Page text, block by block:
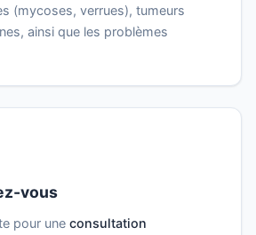
(mycoses, verrues), tumeurs
ainsi que les problèmes
vous
pour une consultation